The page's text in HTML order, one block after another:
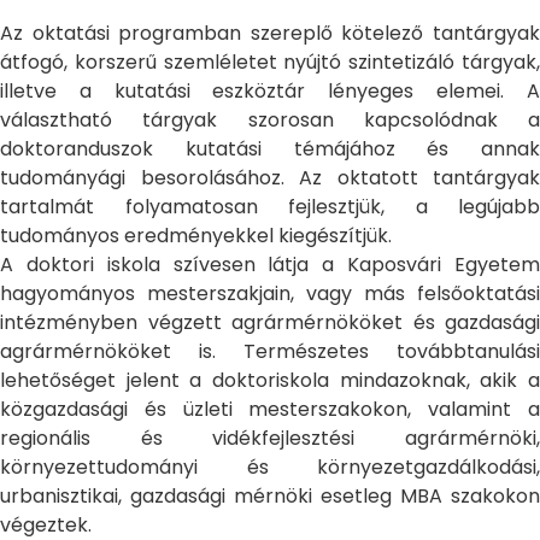
Az oktatási programban szereplő kötelező tantárgyak
átfogó, korszerű szemléletet nyújtó szintetizáló tárgyak,
illetve a kutatási eszköztár lényeges elemei. A
választható tárgyak szorosan kapcsolódnak a
doktoranduszok kutatási témájához és annak
tudományági besorolásához. Az oktatott tantárgyak
tartalmát folyamatosan fejlesztjük, a legújabb
tudományos eredményekkel kiegészítjük.
A doktori iskola szívesen látja a Kaposvári Egyetem
hagyományos mesterszakjain, vagy más felsőoktatási
intézményben végzett agrármérnököket és gazdasági
agrármérnököket is. Természetes továbbtanulási
lehetőséget jelent a doktoriskola mindazoknak, akik a
közgazdasági és üzleti mesterszakokon, valamint a
regionális és vidékfejlesztési agrármérnöki,
környezettudományi és környezetgazdálkodási,
urbanisztikai, gazdasági mérnöki esetleg MBA szakokon
végeztek.